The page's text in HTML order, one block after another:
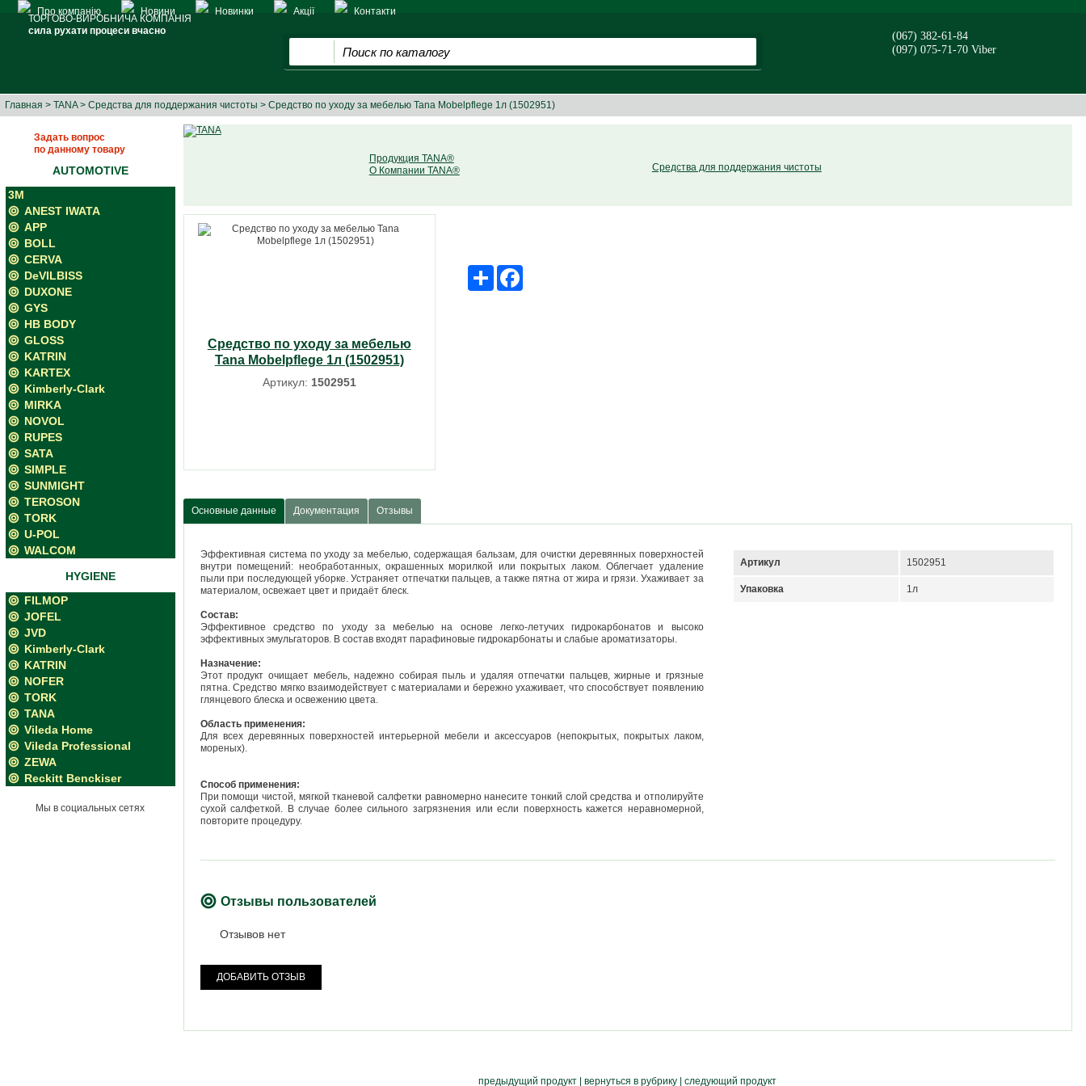
Про компанію Новини Новинки Акції Контакти
ТОРГОВО-ВИРОБНИЧА КОМПАНІЯ
сила рухати процеси вчасно
(067) 382-61-84
(097) 075-71-70 Viber
Главная > TANA> Средства для поддержания чистоты > Средство по уходу за мебелью Tana Mobelpflege 1л (1502951)
Задать вопрос
по данному товару
AUTOMOTIVE
3M
ANEST IWATA
APP
BOLL
CERVA
DeVILBISS
DUXONE
GYS
HB BODY
GLOSS
KATRIN
KARTEX
Kimberly-Clark
MIRKA
NOVOL
RUPES
SATA
SIMPLE
SUNMIGHT
TEROSON
TORK
U-POL
WALCOM
HYGIENE
FILMOP
JOFEL
JVD
Kimberly-Clark
KATRIN
NOFER
TORK
TANA
Vileda Home
Vileda Professional
ZEWA
Reckitt Benckiser
Мы в социальных сетях
Продукция TANA®
О Компании TANA®
Средства для поддержания чистоты
Средство по уходу за мебелью
Tana Mobelpflege 1л (1502951)
Артикул: 1502951
Share
Основные данные Документация Отзывы
Артикул 1502951
Упаковка 1л
Эффективная система по уходу за мебелью, содержащая бальзам, для очистки деревянных поверхностей
внутри помещений: необработанных, окрашенных морилкой или покрытых лаком. Облегчает удаление
пыли при последующей уборке. Устраняет отпечатки пальцев, а также пятна от жира и грязи. Ухаживает за
материалом, освежает цвет и придаёт блеск.
Состав:
Эффективное средство по уходу за мебелью на основе легко-летучих гидрокарбонатов и высоко
эффективных эмульгаторов. В состав входят парафиновые гидрокарбонаты и слабые ароматизаторы.
Назначение:
Этот продукт очищает мебель, надежно собирая пыль и удаляя отпечатки пальцев, жирные и грязные
пятна. Средство мягко взаимодействует с материалами и бережно ухаживает, что способствует появлению
глянцевого блеска и освежению цвета.
Область применения:
Для всех деревянных поверхностей интерьерной мебели и аксессуаров (непокрытых, покрытых лаком,
мореных).
Способ применения:
При помощи чистой, мягкой тканевой салфетки равномерно нанесите тонкий слой средства и отполируйте
сухой салфеткой. В случае более сильного загрязнения или если поверхность кажется неравномерной,
повторите процедуру.
Отзывы пользователей
Отзывов нет
ДОБАВИТЬ ОТЗЫВ
предыдущий продукт |вернуться в рубрику |следующий продукт